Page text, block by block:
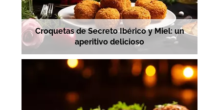
Croquetas de Secreto Ibérico y Miel: un
aperitivo delicioso